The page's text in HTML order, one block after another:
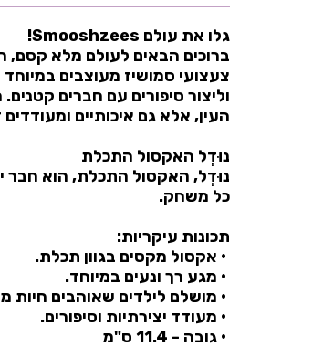
גלו את עולם Smooshzees!
ברוכים הבאים לעולם מלא קסם,
צעצועי סמושיז מעוצבים
וליצור סיפורים עם חברים
העין, אלא גם איכותיים ומעודדים
נוּדְל האקסול התכלת
נוּדְל, האקסול התכלת, הוא חבר
כל משחק.
תכונות עיקריות:
• אקסול מקסים בגוון תכלת.
• מגע רך ונעים במיוחד.
• מושלם לילדים שאוהבים חיות
• מעודד יצירתיות וסיפורים.
• גובה - 11.4 ס"מ